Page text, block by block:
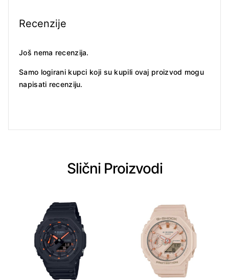
Recenzije
Još nema recenzija.
Samo logirani kupci koji su kupili ovaj proizvod mogu
napisati recenziju.
Slični Proizvodi